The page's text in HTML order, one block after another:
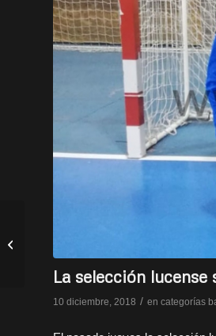
La selección lucense
10 diciembre, 2018 / en categorías
pelear por estar arriba e
intentar...